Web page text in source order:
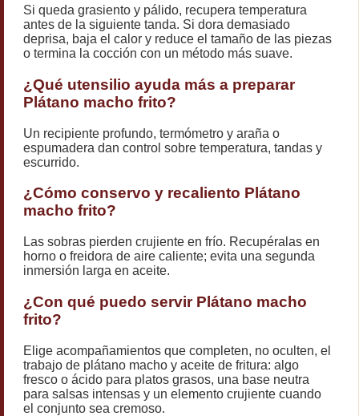
Si queda grasiento y pálido, recupera temperatura
antes de la siguiente tanda. Si dora demasiado
deprisa, baja el calor y reduce el tamaño de las piezas
o termina la cocción con un método más suave.
¿Qué utensilio ayuda más a preparar
Plátano macho frito?
Un recipiente profundo, termómetro y araña o
espumadera dan control sobre temperatura, tandas y
escurrido.
¿Cómo conservo y recaliento Plátano
macho frito?
Las sobras pierden crujiente en frío. Recupéralas en
horno o freidora de aire caliente; evita una segunda
inmersión larga en aceite.
¿Con qué puedo servir Plátano macho
frito?
Elige acompañamientos que completen, no oculten, el
trabajo de plátano macho y aceite de fritura: algo
fresco o ácido para platos grasos, una base neutra
para salsas intensas y un elemento crujiente cuando
el conjunto sea cremoso.